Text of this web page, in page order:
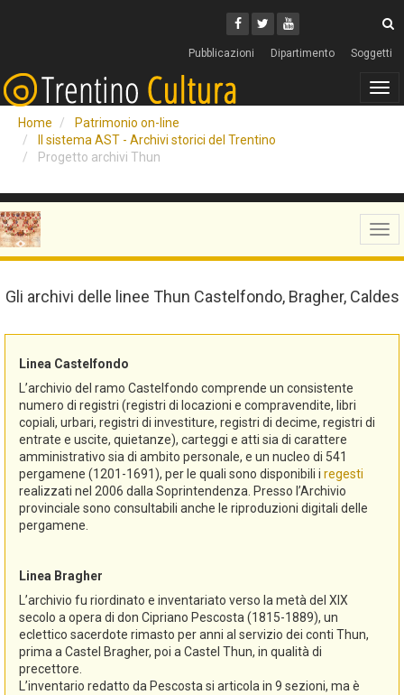
Facebook
Twitter
Youtube
Pubblicazioni Dipartimento Soggetti
Home
Patrimonio on-line
Il sistema AST - Archivi storici del Trentino
Progetto archivi Thun
Gli archivi delle linee Thun Castelfondo, Bragher, Caldes
Linea Castelfondo
L’archivio del ramo Castelfondo comprende un consistente
numero di registri (registri di locazioni e compravendite, libri
copiali, urbari, registri di investiture, registri di decime, registri di
entrate e uscite, quietanze), carteggi e atti sia di carattere
amministrativo sia di ambito personale, e un nucleo di 541
pergamene (1201-1691), per le quali sono disponibili i regesti
realizzati nel 2006 dalla Soprintendenza. Presso l’Archivio
provinciale sono consultabili anche le riproduzioni digitali delle
pergamene.
Linea Bragher
L’archivio fu riordinato e inventariato verso la metà del XIX
secolo a opera di don Cipriano Pescosta (1815-1889), un
eclettico sacerdote rimasto per anni al servizio dei conti Thun,
prima a Castel Bragher, poi a Castel Thun, in qualità di
precettore.
L’inventario redatto da Pescosta si articola in 9 sezioni, ma è